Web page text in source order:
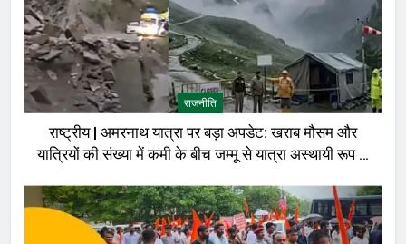
राजनीति
राष्ट्रीय | अमरनाथ यात्रा पर बड़ा अपडेट: खराब मौसम और
यात्रियों की संख्या में कमी के बीच जम्मू से यात्रा अस्थायी रूप से